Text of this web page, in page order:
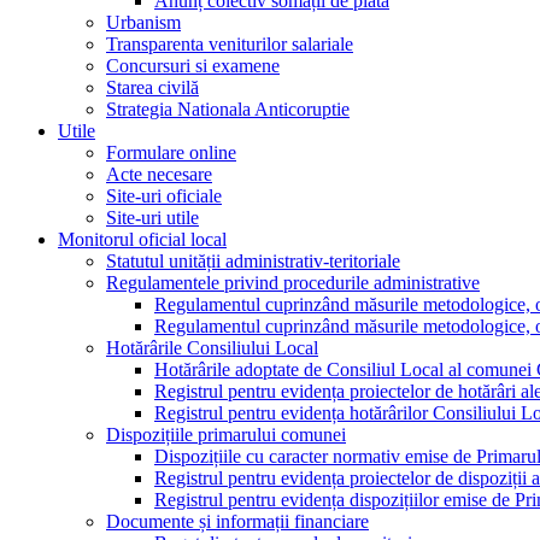
Urbanism
Transparenta veniturilor salariale
Concursuri si examene
Starea civilă
Strategia Nationala Anticoruptie
Utile
Formulare online
Acte necesare
Site-uri oficiale
Site-uri utile
Monitorul oficial local
Statutul unității administrativ-teritoriale
Regulamentele privind procedurile administrative
Regulamentul cuprinzând măsurile
Regulamentul cuprinzând măsurile
Hotărârile Consiliului Local
Hotărârile adoptate de Consiliul Local al comunei
Registrul pentru evidența proiectelor de hotărâri
Registrul pentru evidența hotărârilor Consiliului
Dispozițiile primarului comunei
Dispozițiile cu caracter normativ emise de
Registrul pentru evidența proiectelor de dispoziții
Registrul pentru evidența dispozițiilor emise de
Documente și informații financiare